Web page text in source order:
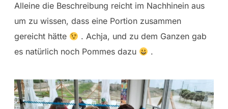
Alleine die Beschreibung reicht im Nachhinein aus
um zu wissen, dass eine Portion zusammen
gereicht hätte
. Achja, und zu dem Ganzen gab
es natürlich noch Pommes dazu
.